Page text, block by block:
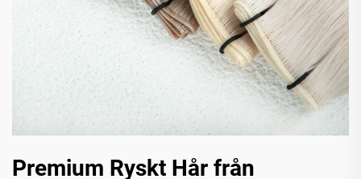
Premium Ryskt Hår från